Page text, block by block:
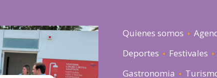
Quienes somos
Deportes
Festivales
Gastronomia